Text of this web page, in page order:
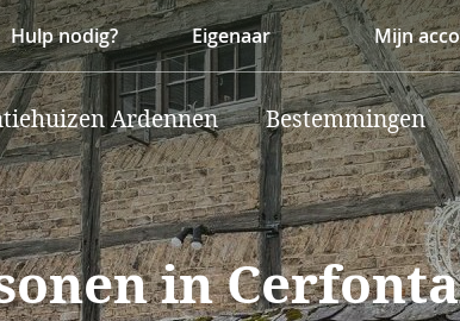
Hulp nodig? Eigenaar Mijn
Ardennen Bestemmingen
in